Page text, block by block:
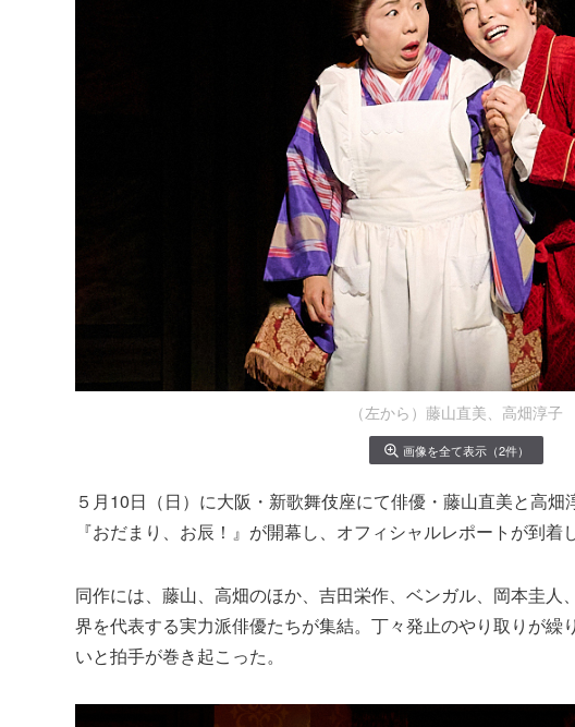
（左から）藤山直美、高畑淳子
画像を全て表示（2件）
５月10日（日）に大阪・新歌舞伎座にて俳優・藤山直美と高
『おだまり、お辰！』が開幕し、オフィシャルレポートが到着し
同作には、藤山、高畑のほか、吉田栄作、ベンガル、岡本圭人
界を代表する実力派俳優たちが集結。丁々発止のやり取りが繰
いと拍手が巻き起こった。